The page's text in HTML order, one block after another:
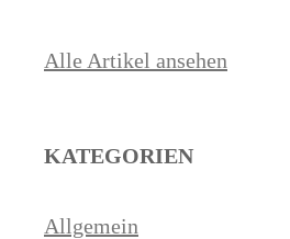
Alle Artikel ansehen
KATEGORIEN
Allgemein